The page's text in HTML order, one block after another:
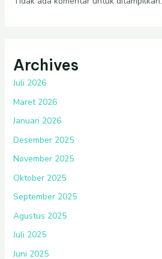
Archives
Juli 2026
Maret 2026
Januari 2026
Desember 2025
November 2025
Oktober 2025
September 2025
Agustus 2025
Juli 2025
Juni 2025